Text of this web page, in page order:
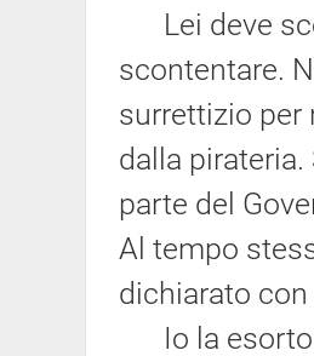
Lei deve
scontentare.
surrettizio per
dalla
parte del
Al tempo
dichiarato
Io la esorto